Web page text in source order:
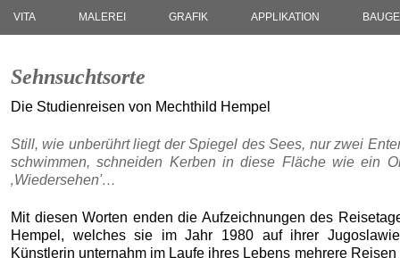
VITA MALEREI GRAFIK APPLIKATION
Sehnsuchtsorte
Die Studienreisen von Mechthild Hempel
Still, wie unberührt liegt der Spiegel des Sees, nur zwei
schwimmen, schneiden Kerben in diese Fläche wie ein
‚Wiedersehen'…
Mit diesen Worten enden die Aufzeichnungen des
Hempel, welches sie im Jahr 1980 auf ihrer
Künstlerin unternahm im Laufe ihres Lebens mehrere